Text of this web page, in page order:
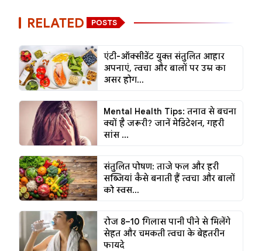
RELATED POSTS
एंटी-ऑक्सीडेंट युक्त संतुलित आहार
अपनाएं, त्वचा और बालों पर उम्र का
असर होग...
Mental Health Tips: तनाव से बचना
क्यों है जरूरी? जानें मेडिटेशन, गहरी
सांस ...
संतुलित पोषण: ताजे फल और हरी
सब्जियां कैसे बनाती हैं त्वचा और बालों
को स्वस...
रोज 8–10 गिलास पानी पीने से मिलेंगे
सेहत और चमकती त्वचा के बेहतरीन
फायदे